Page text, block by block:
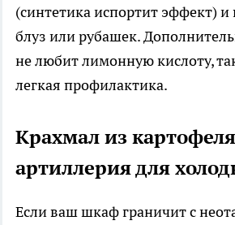
(синтетика испортит эффект)
блуз или рубашек.
не любит лимонную кислоту,
легкая профилактика.
Крахмал из
артиллерия для
Если ваш шкаф граничит с